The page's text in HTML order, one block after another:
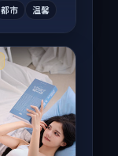
都市 温馨